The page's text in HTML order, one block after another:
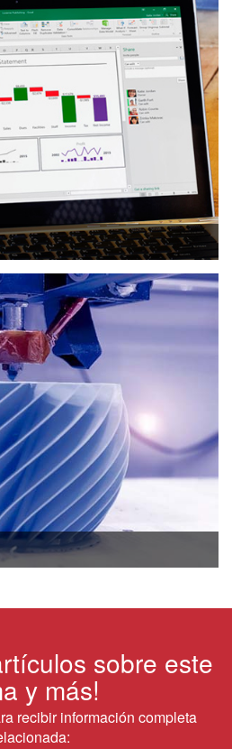
sobre este
y más!
recibir información completa